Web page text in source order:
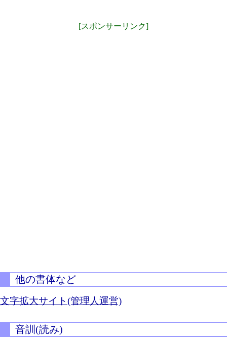
[スポンサーリンク]
他の書体など
文字拡大サイト(管理人運営)
音訓(読み)